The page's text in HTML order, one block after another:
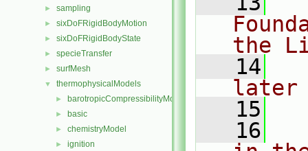
► sampling
► sixDoFRigidBodyMotion
► sixDoFRigidBodyState
► specieTransfer
► surfMesh
▼ thermophysicalModels
► barotropicCompressibilityModel
► basic
► chemistryModel
► ignition
the
   14
later
   15
   16